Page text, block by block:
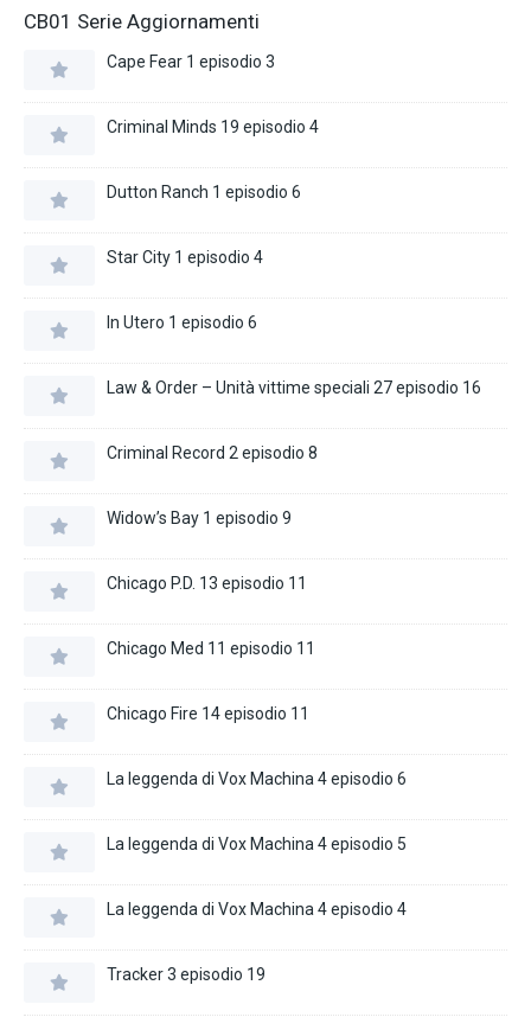
CB01 Serie Aggiornamenti
Cape Fear 1 episodio 3
Criminal Minds 19 episodio 4
Dutton Ranch 1 episodio 6
Star City 1 episodio 4
In Utero 1 episodio 6
Law & Order – Unità vittime speciali 27 episodio 16
Criminal Record 2 episodio 8
Widow’s Bay 1 episodio 9
Chicago P.D. 13 episodio 11
Chicago Med 11 episodio 11
Chicago Fire 14 episodio 11
La leggenda di Vox Machina 4 episodio 6
La leggenda di Vox Machina 4 episodio 5
La leggenda di Vox Machina 4 episodio 4
Tracker 3 episodio 19